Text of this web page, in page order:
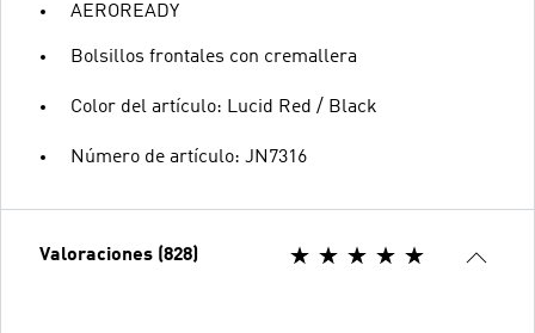
AEROREADY
Bolsillos frontales con cremallera
Color del artículo: Lucid Red / Black
Número de artículo: JN7316
Valoraciones (828)